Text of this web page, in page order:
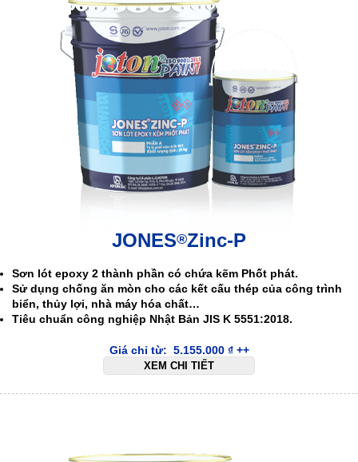
JONES®Zinc-P
Sơn lót epoxy 2 thành phần có chứa kẽm Phốt phát.
Sử dụng chống ăn mòn cho các kết cấu thép của công trình
biển, thủy lợi, nhà máy hóa chất…
Tiêu chuẩn công nghiệp Nhật Bản JIS K 5551:2018.
Giá chỉ từ: 5.155.000 ₫++
XEM CHI TIẾT